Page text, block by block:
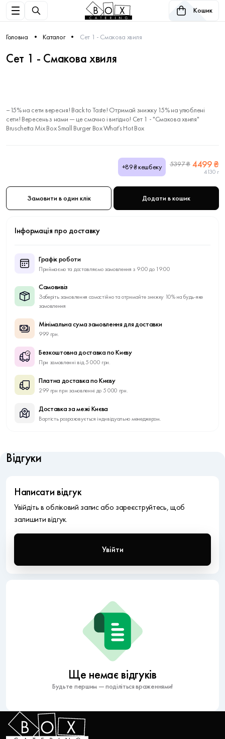
Кошик
Головна Каталог Сет 1 - Смакова хвиля
Сет 1 - Смакова хвиля
–15% на сети вересня! Back to Taste! Отримай знижку 15% на улюблені
сети! Вересень з нами — це смачно і вигідно! Сет 1 - "Смакова хвиля"
Bruschetta Mix Box Small Burger Box What’s Hot Box
+89₴ кешбеку 5397 ₴ 4499 ₴
4130 г
Замовити в один клік Додати в кошик
Інформація про доставку
Графік роботи
Приймаємо та доставляємо замовлення з 9:00 до 19:00
Самовивіз
Заберіть замовлення самостійно та отримайте знижку 10% на будь-яке
замовлення
Мінімальна сума замовлення для доставки
999 грн.
Безкоштовна доставка по Києву
При замовленні від 5 000 грн.
Платна доставка по Києву
299 грн при замовленні до 5 000 грн.
Доставка за межі Києва
Вартість розраховується індивідуально менеджером.
Відгуки
Ще немає відгуків
Будьте першим — поділіться враженнями!
Написати відгук
Увійдіть в обліковий запис або зареєструйтесь, щоб
залишити відгук.
Увійти